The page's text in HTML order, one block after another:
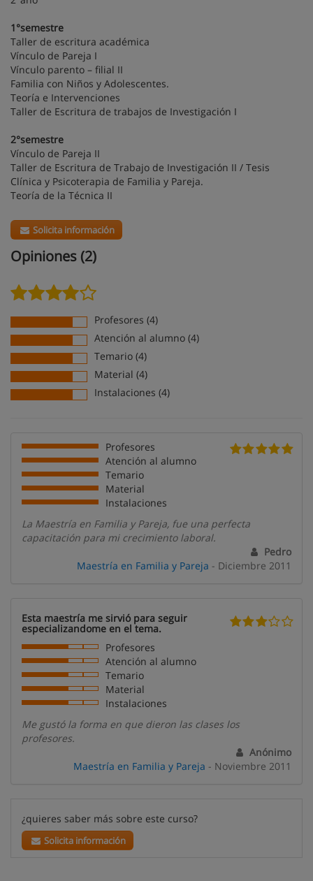
1°semestre
Taller de escritura académica
Vínculo de Pareja I
Vínculo parento – filial II
Familia con Niños y Adolescentes.
Teoría e Intervenciones
Taller de Escritura de trabajos de Investigación I
2°semestre
Vínculo de Pareja II
Taller de Escritura de Trabajo de Investigación II / Tesis
Clínica y Psicoterapia de Familia y Pareja.
Teoría de la Técnica II
Solicita información
Opiniones (2)
Profesores (4)
Atención al alumno (4)
Temario (4)
Material (4)
Instalaciones (4)
Profesores
Atención al alumno
Temario
Material
Instalaciones
La Maestría en Familia y Pareja, fue una perfecta
capacitación para mi crecimiento laboral.
Pedro
Maestría en Familia y Pareja - Diciembre 2011
Esta maestría me sirvió para seguir
especializandome en el tema.
Profesores
Atención al alumno
Temario
Material
Instalaciones
Me gustó la forma en que dieron las clases los
profesores.
Anónimo
Maestría en Familia y Pareja - Noviembre 2011
¿quieres saber más sobre este curso?
Solicita información